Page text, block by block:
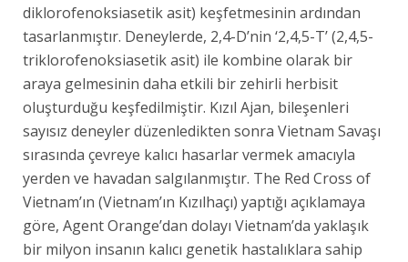
diklorofenoksiasetik asit) keşfetmesinin ardından
tasarlanmıştır. Deneylerde, 2,4-D’nin ‘2,4,5-T’ (2,4,5-
triklorofenoksiasetik asit) ile kombine olarak bir
araya gelmesinin daha etkili bir zehirli herbisit
oluşturduğu keşfedilmiştir. Kızıl Ajan, bileşenleri
sayısız deneyler düzenledikten sonra Vietnam Savaşı
sırasında çevreye kalıcı hasarlar vermek amacıyla
yerden ve havadan salgılanmıştır. The Red Cross of
Vietnam’ın (Vietnam’ın Kızılhaçı) yaptığı açıklamaya
göre, Agent Orange’dan dolayı Vietnam’da yaklaşık
bir milyon insanın kalıcı genetik hastalıklara sahip